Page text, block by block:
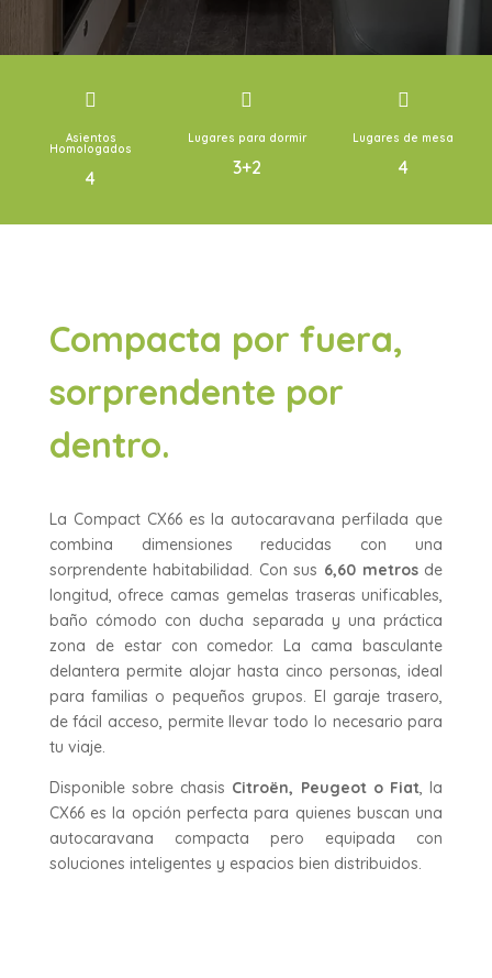

Asientos
Homologados
4

Lugares para dormir
3+2

Lugares de mesa
4
Compacta por fuera,
sorprendente por
dentro.
La Compact CX66 es la autocaravana perfilada que
combina dimensiones reducidas con una
sorprendente habitabilidad. Con sus 6,60 metrosde
longitud, ofrece camas gemelas traseras unificables,
baño cómodo con ducha separada y una práctica
zona de estar con comedor. La cama basculante
delantera permite alojar hasta cinco personas, ideal
para familias o pequeños grupos. El garaje trasero,
de fácil acceso, permite llevar todo lo necesario para
tu viaje.
Disponible sobre chasis Citroën, Peugeot o Fiat, la
CX66 es la opción perfecta para quienes buscan una
autocaravana compacta pero equipada con
soluciones inteligentes y espacios bien distribuidos.